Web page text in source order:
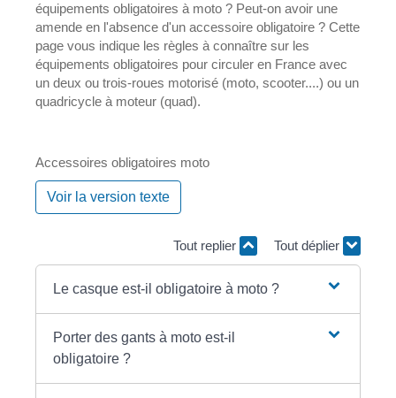
équipements obligatoires à moto ? Peut-on avoir une
amende en l'absence d'un accessoire obligatoire ? Cette
page vous indique les règles à connaître sur les
équipements obligatoires pour circuler en France avec
un deux ou trois-roues motorisé (moto, scooter....) ou un
quadricycle à moteur (quad).
Accessoires obligatoires moto
Voir la version texte
Tout replier Tout déplier
Le casque est-il obligatoire à moto ?
Porter des gants à moto est-il
obligatoire ?